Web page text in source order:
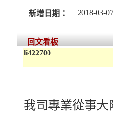
新增日期： 2018-03-
回文看板
li422700
我司專業從事